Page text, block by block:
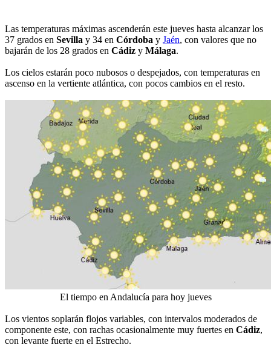
Las temperaturas máximas ascenderán este jueves hasta alcanzar los
37 grados en Sevilla y 34 en Córdoba y Jaén, con valores que no
bajarán de los 28 grados en Cádiz y Málaga.
Los cielos estarán poco nubosos o despejados, con temperaturas en
ascenso en la vertiente atlántica, con pocos cambios en el resto.
El tiempo en Andalucía para hoy jueves
Los vientos soplarán flojos variables, con intervalos moderados de
componente este, con rachas ocasionalmente muy fuertes en Cádiz,
con levante fuerte en el Estrecho.